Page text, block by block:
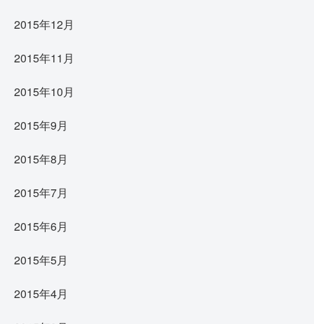
2015年12月
2015年11月
2015年10月
2015年9月
2015年8月
2015年7月
2015年6月
2015年5月
2015年4月